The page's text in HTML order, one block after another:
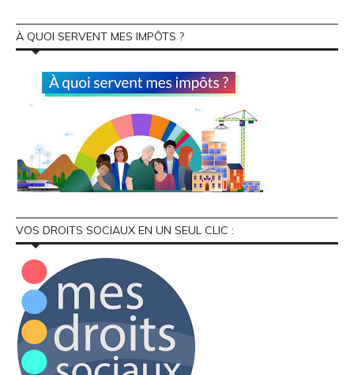
À QUOI SERVENT MES IMPÔTS ?
VOS DROITS SOCIAUX EN UN SEUL CLIC :